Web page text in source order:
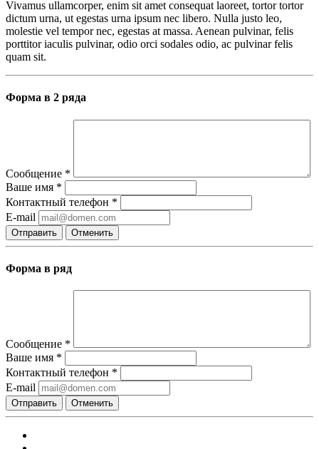
Vivamus ullamcorper, enim sit amet consequat laoreet, tortor tortor
dictum urna, ut egestas urna ipsum nec libero. Nulla justo leo,
molestie vel tempor nec, egestas at massa. Aenean pulvinar, felis
porttitor iaculis pulvinar, odio orci sodales odio, ac pulvinar felis
quam sit.
Форма в 2 ряда
Сообщение *
Ваше имя *
Контактный телефон *
E-mail
Отправить Отменить
Форма в ряд
Сообщение *
Ваше имя *
Контактный телефон *
E-mail
Отправить Отменить